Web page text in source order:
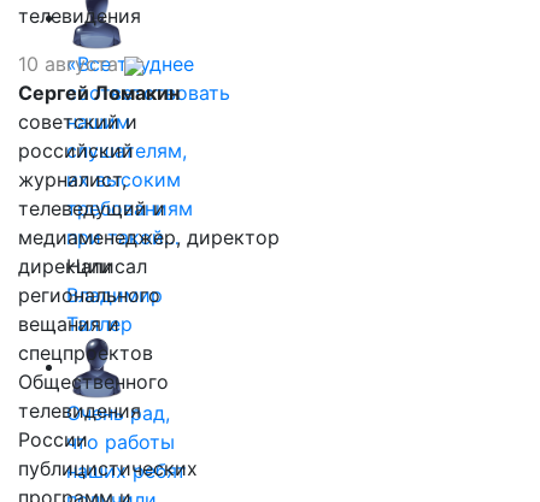
«Все труднее
соответствовать
нашим
слушателям,
их высоким
требованиям
при такой…
Написал
Владимир
Таллер
Очень рад,
что работы
наших ребят
телевидения
10 августа
Сергей Ломакин
советский и
российский
журналист,
телеведущий и
медиаменеджер, директор
дирекции
регионального
вещания и
спецпроектов
Общественного
телевидения
России
публицистических
программ и